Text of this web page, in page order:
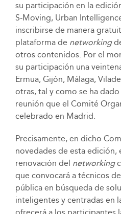
su participación en la
S-Moving, Urban
inscribirse de manera
plataforma de networking
otros contenidos. Por el
su participación una
Ermua, Gijón, Málaga,
otras, tal y como se ha
reunión que el Comité
celebrado en Madrid.
Precisamente, en dicho
novedades de esta edición,
renovación del networking
que convocará a técnicos
pública en búsqueda de
inteligentes y centradas en